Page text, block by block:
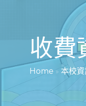
收費
Home » 本校